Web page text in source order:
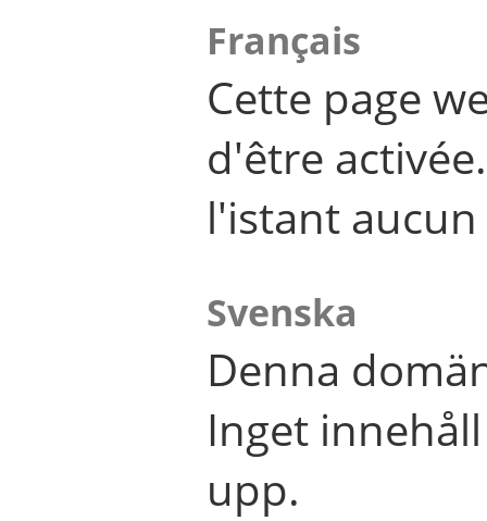
Français
Cette page
d'être
l'istant
Svenska
Denna
Inget
upp.